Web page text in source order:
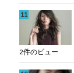
2件のビュー